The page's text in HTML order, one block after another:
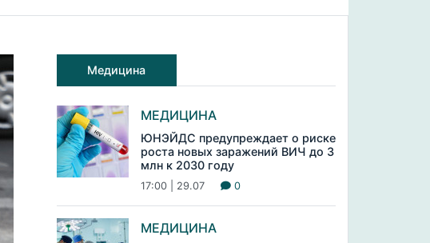
Медицина
МЕДИЦИНА
ЮНЭЙДС предупреждает о риске
роста новых заражений ВИЧ до 3
млн к 2030 году
17:00 | 29.07 0
МЕДИЦИНА